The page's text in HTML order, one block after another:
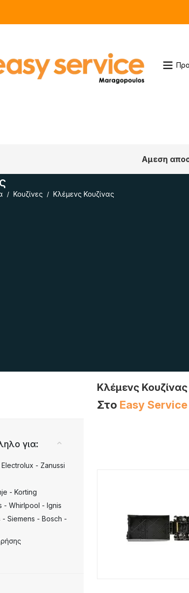
Αμεση
/ Κουζίνες / Κλέμενς Κουζίνας
για:
- Zanussi
- Korting
- Whirlpool - Ignis
- Siemens - Bosch -
Κλέμενς Κουζίνας
Στο Easy